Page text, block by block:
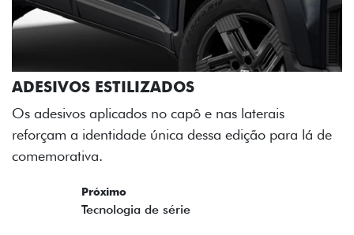
ADESIVOS ESTILIZADOS
Os adesivos aplicados no capô e nas laterais
reforçam a identidade única dessa edição para lá de
comemorativa.
Próximo
Tecnologia de série